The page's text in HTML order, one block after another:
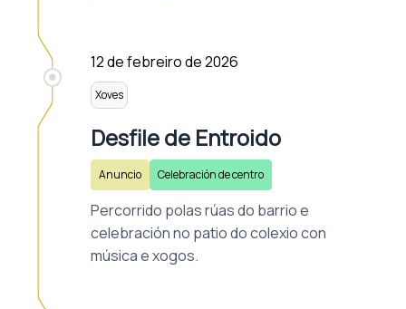
12 de febreiro de 2026
Xoves
Desfile de Entroido
Anuncio Celebración de centro
Percorrido polas rúas do barrio e
celebración no patio do colexio con
música e xogos.